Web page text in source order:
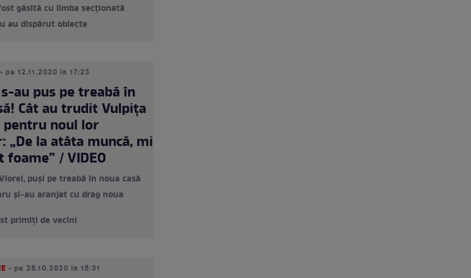
găsită cu limba secționată
au dispărut obiecte
• pe 12.11.2020 la 17:25
au pus pe treabă în
Cât au trudit Vulpița
noul lor
„De la atâta muncă, mi
foame” / VIDEO
puși pe treabă în noua casă
și-au aranjat cu drag noua
primiți de vecini
• pe 28.10.2020 la 16:31